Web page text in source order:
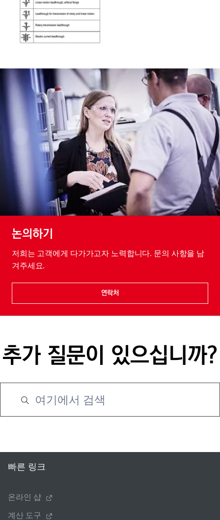
논의하기
저희는 고객에게 다가가고자 노력합니다. 문의 사항을 남
겨주세요.
연락처
추가 질문이 있으십니까?
빠른 링크
온라인 샵
계산 도구